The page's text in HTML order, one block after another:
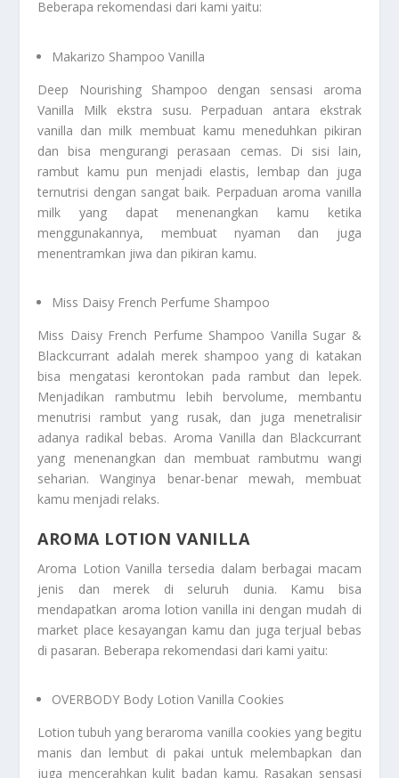
Beberapa rekomendasi dari kami yaitu:
Makarizo Shampoo Vanilla
Deep Nourishing Shampoo dengan sensasi aroma
Vanilla Milk ekstra susu. Perpaduan antara ekstrak
vanilla dan milk membuat kamu meneduhkan pikiran
dan bisa mengurangi perasaan cemas. Di sisi lain,
rambut kamu pun menjadi elastis, lembap dan juga
ternutrisi dengan sangat baik. Perpaduan aroma vanilla
milk yang dapat menenangkan kamu ketika
menggunakannya, membuat nyaman dan juga
menentramkan jiwa dan pikiran kamu.
Miss Daisy French Perfume Shampoo
Miss Daisy French Perfume Shampoo Vanilla Sugar &
Blackcurrant adalah merek shampoo yang di katakan
bisa mengatasi kerontokan pada rambut dan lepek.
Menjadikan rambutmu lebih bervolume, membantu
menutrisi rambut yang rusak, dan juga menetralisir
adanya radikal bebas. Aroma Vanilla dan Blackcurrant
yang menenangkan dan membuat rambutmu wangi
seharian. Wanginya benar-benar mewah, membuat
kamu menjadi relaks.
AROMA LOTION VANILLA
Aroma Lotion Vanilla tersedia dalam berbagai macam
jenis dan merek di seluruh dunia. Kamu bisa
mendapatkan aroma lotion vanilla ini dengan mudah di
market place kesayangan kamu dan juga terjual bebas
di pasaran. Beberapa rekomendasi dari kami yaitu:
OVERBODY Body Lotion Vanilla Cookies
Lotion tubuh yang beraroma vanilla cookies yang begitu
manis dan lembut di pakai untuk melembapkan dan
juga mencerahkan kulit badan kamu. Rasakan sensasi